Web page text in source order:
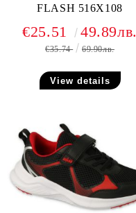
FLASH 516X108
€25.51 49.89лв.
€35.74 69.90лв.
View details